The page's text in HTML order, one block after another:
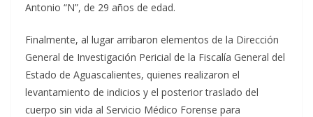
Antonio “N”, de 29 años de edad.
Finalmente, al lugar arribaron elementos de la Dirección
General de Investigación Pericial de la Fiscalía General del
Estado de Aguascalientes, quienes realizaron el
levantamiento de indicios y el posterior traslado del
cuerpo sin vida al Servicio Médico Forense para